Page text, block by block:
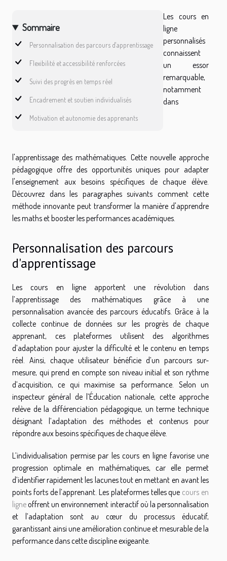
Sommaire
Personnalisation des parcours d'apprentissage
Flexibilité et accessibilité renforcées
Suivi des progrès en temps réel
Encadrement et soutien individualisés
Motivation et autonomie des apprenants
Les cours en
ligne
personnalisés
connaissent
un essor
remarquable,
notamment
dans
l'apprentissage des mathématiques. Cette nouvelle approche
pédagogique offre des opportunités uniques pour adapter
l'enseignement aux besoins spécifiques de chaque élève.
Découvrez dans les paragraphes suivants comment cette
méthode innovante peut transformer la manière d'apprendre
les maths et booster les performances académiques.
Personnalisation des parcours
d'apprentissage
Les cours en ligne apportent une révolution dans
l’apprentissage des mathématiques grâce à une
personnalisation avancée des parcours éducatifs. Grâce à la
collecte continue de données sur les progrès de chaque
apprenant, ces plateformes utilisent des algorithmes
d’adaptation pour ajuster la difficulté et le contenu en temps
réel. Ainsi, chaque utilisateur bénéficie d’un parcours sur-
mesure, qui prend en compte son niveau initial et son rythme
d’acquisition, ce qui maximise sa performance. Selon un
inspecteur général de l’Éducation nationale, cette approche
relève de la différenciation pédagogique, un terme technique
désignant l’adaptation des méthodes et contenus pour
répondre aux besoins spécifiques de chaque élève.
L’individualisation permise par les cours en ligne favorise une
progression optimale en mathématiques, car elle permet
d’identifier rapidement les lacunes tout en mettant en avant les
points forts de l’apprenant. Les plateformes telles que cours en
ligneoffrent un environnement interactif où la personnalisation
et l’adaptation sont au cœur du processus éducatif,
garantissant ainsi une amélioration continue et mesurable de la
performance dans cette discipline exigeante.